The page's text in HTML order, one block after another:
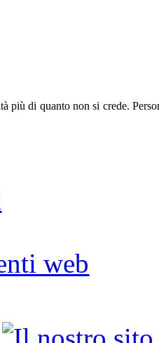
più di quanto non si crede.
web